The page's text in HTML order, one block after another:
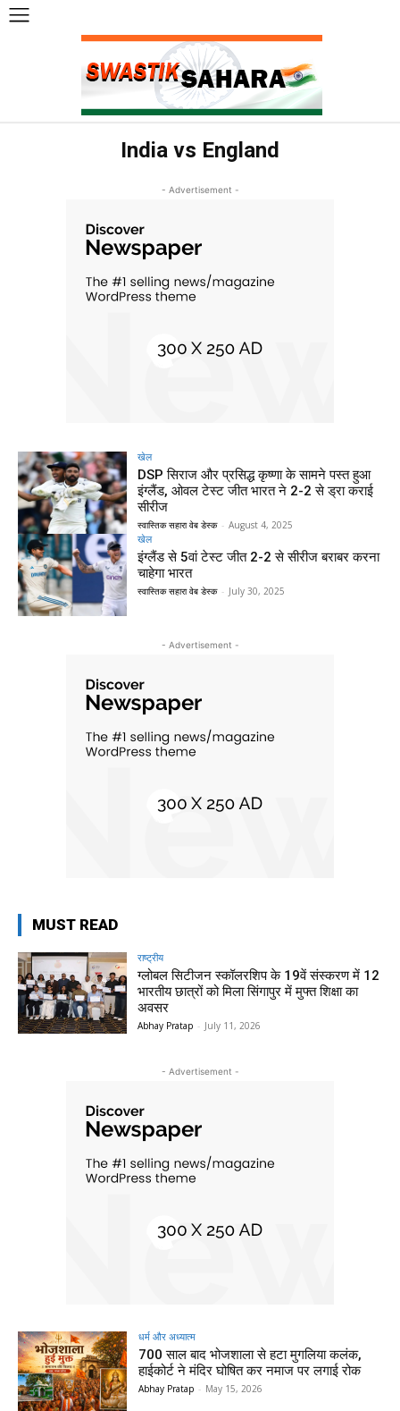
India vs England
- Advertisement -
खेल
DSP सिराज और प्रसिद्ध कृष्णा के सामने पस्त हुआ
इंग्लैंड, ओवल टेस्ट जीत भारत ने 2-2 से ड्रा कराई
सीरीज
स्वास्तिक सहारा वेब डेस्क - August 4, 2025
खेल
इंग्लैंड से 5वां टेस्ट जीत 2-2 से सीरीज बराबर करना
चाहेगा भारत
स्वास्तिक सहारा वेब डेस्क - July 30, 2025
- Advertisement -
MUST READ
राष्ट्रीय
ग्लोबल सिटीजन स्कॉलरशिप के 19वें संस्करण में 12
भारतीय छात्रों को मिला सिंगापुर में मुफ्त शिक्षा का
अवसर
Abhay Pratap - July 11, 2026
- Advertisement -
धर्म और अध्यात्म
700 साल बाद भोजशाला से हटा मुगलिया कलंक,
हाईकोर्ट ने मंदिर घोषित कर नमाज पर लगाई रोक
Abhay Pratap - May 15, 2026